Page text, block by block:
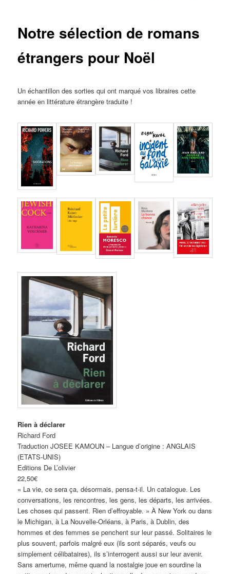
Notre sélection de romans
étrangers pour Noël
Un échantillon des sorties qui ont marqué vos libraires cette
année en littérature étrangère traduite !
Rien à déclarer
Richard Ford
Traduction JOSEE KAMOUN – Langue d’origine : ANGLAIS
(ETATS-UNIS)
Editions De L’olivier
22,50€
« La vie, ce sera ça, désormais, pensa-t-il. Un catalogue. Les
conversations, les rencontres, les gens, les départs, les arrivées.
Les choses qui passent. Rien d’effroyable. » À New York ou dans
le Michigan, à La Nouvelle-Orléans, à Paris, à Dublin, des
hommes et des femmes se penchent sur leur passé. Solitaires le
plus souvent, parfois malgré eux (ils sont séparés, veufs ou
simplement célibataires), ils s’interrogent aussi sur leur avenir.
Sans amertume, même quand la nostalgie joue en sourdine la